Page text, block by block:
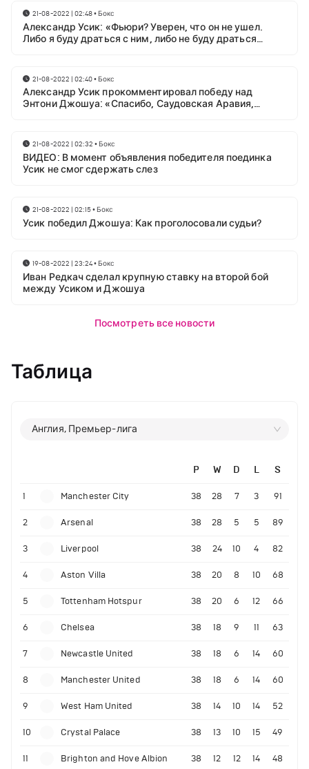
21-08-2022 | 02:48• Бокс
Александр Усик: «Фьюри? Уверен, что он не ушел.
Либо я буду драться с ним, либо не буду драться
21-08-2022 | 02:40• Бокс
Александр Усик прокомментировал победу над
Энтони Джошуа: «Спасибо, Саудовская Аравия,
21-08-2022 | 02:32 • Бокс
ВИДЕО: В момент объявления победителя поединка
Усик не смог сдержать слез
21-08-2022 | 02:15• Бокс
Усик победил Джошуа: Как проголосовали судьи?
19-08-2022 | 23:24• Бокс
Иван Редкач сделал крупную ставку на второй бой
между Усиком и Джошуа
Посмотреть все новости
Таблица
Англия, Премьер-лига
P W D L S
1 Manchester City 38 28 7 3 91
2 Arsenal 38 28 5 5 89
3 Liverpool 38 24 10 4 82
4 Aston Villa 38 20 8 10 68
5 Tottenham Hotspur 38 20 6 12 66
6 Chelsea 38 18 9 11 63
7 Newcastle United 38 18 6 14 60
8 Manchester United 38 18 6 14 60
9 West Ham United 38 14 10 14 52
10 Crystal Palace 38 13 10 15 49
11 Brighton and Hove Albion 38 12 12 14 48